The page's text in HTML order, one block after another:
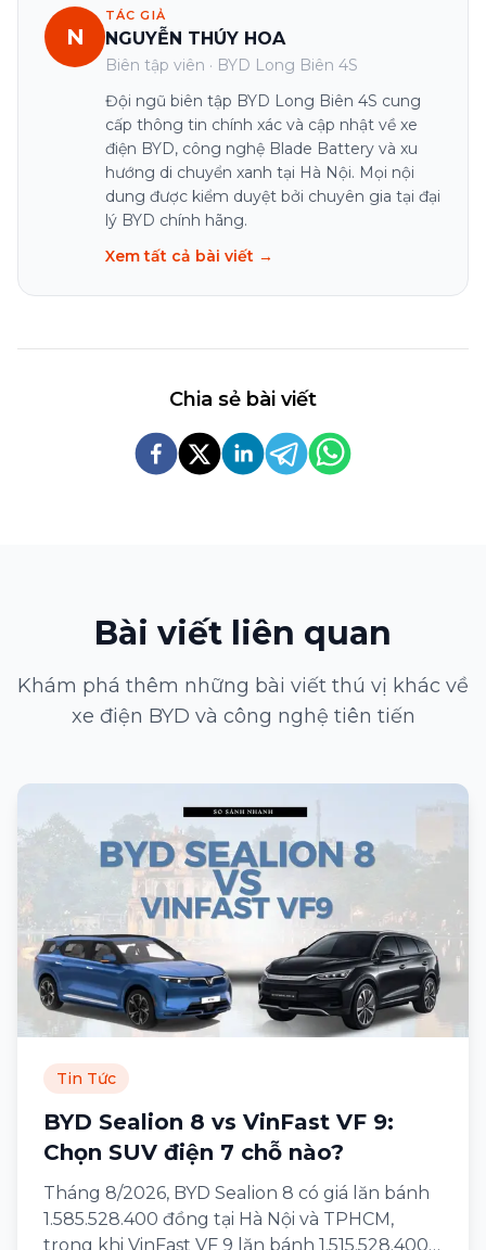
N
TÁC GIẢ
NGUYỄN THÚY HOA
Biên tập viên · BYD Long Biên 4S
Đội ngũ biên tập BYD Long Biên 4S cung
cấp thông tin chính xác và cập nhật về xe
điện BYD, công nghệ Blade Battery và xu
hướng di chuyển xanh tại Hà Nội. Mọi nội
dung được kiểm duyệt bởi chuyên gia tại đại
lý BYD chính hãng.
Xem tất cả bài viết →
Chia sẻ bài viết
Bài viết liên quan
Khám phá thêm những bài viết thú vị khác về
xe điện BYD và công nghệ tiên tiến
Tin Tức
BYD Sealion 8 vs VinFast VF 9:
Chọn SUV điện 7 chỗ nào?
Tháng 8/2026, BYD Sealion 8 có giá lăn bánh
1.585.528.400 đồng tại Hà Nội và TPHCM,
trong khi VinFast VF 9 lăn bánh 1.515.528.400